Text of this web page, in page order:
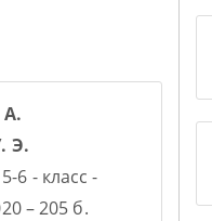
Э.
6 - класс -
– 205 б.